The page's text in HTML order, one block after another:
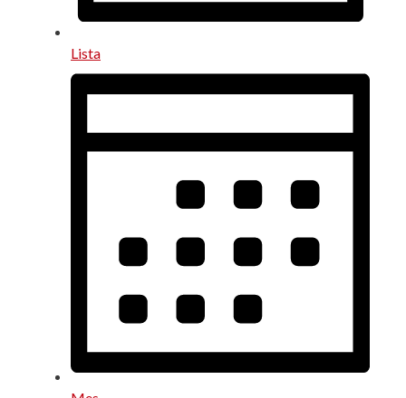
Lista